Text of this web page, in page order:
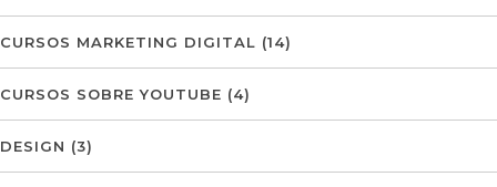
CURSOS MARKETING DIGITAL (14)
CURSOS SOBRE YOUTUBE (4)
DESIGN (3)